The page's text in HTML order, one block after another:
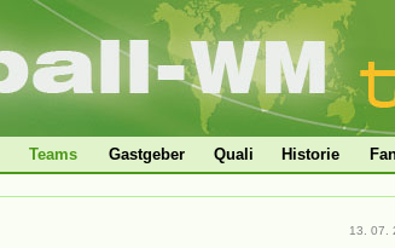
Teams Gastgeber Quali Historie
13. 07.